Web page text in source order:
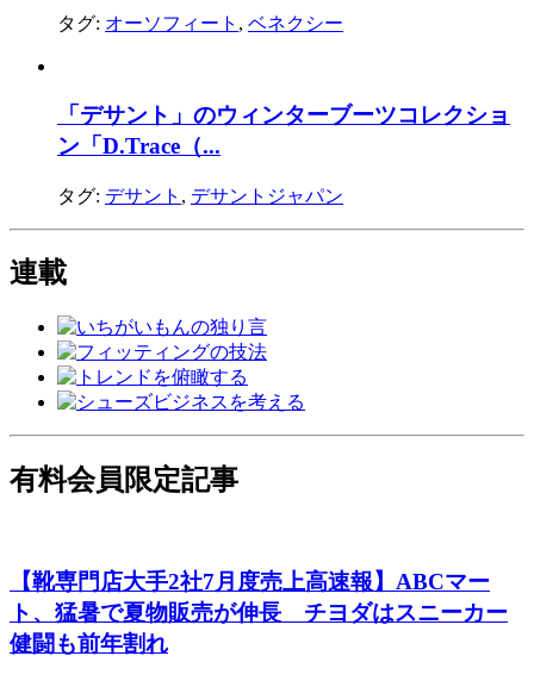
タグ: オーソフィート , ベネクシー
「デサント」のウィンターブーツコレクショ
ン「D.Trace（...
タグ: デサント , デサントジャパン
連載
有料会員限定記事
【靴専門店大手2社7月度売上高速報】ABCマー
ト、猛暑で夏物販売が伸長 チヨダはスニーカー
健闘も前年割れ